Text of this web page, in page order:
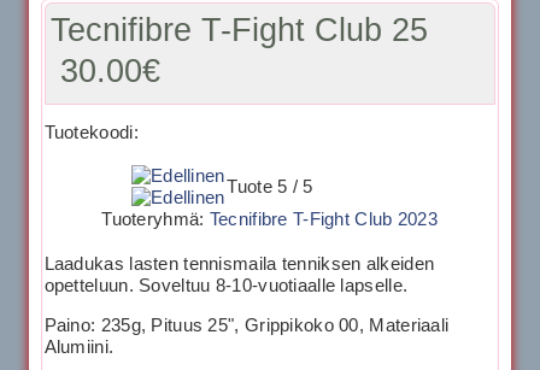
Tecnifibre T-Fight Club 25
30.00€
Tuotekoodi:
Tuote 5 / 5
Tuoteryhmä: Tecnifibre T-Fight Club 2023
Laadukas lasten tennismaila tenniksen alkeiden
opetteluun. Soveltuu 8-10-vuotiaalle lapselle.
Paino: 235g, Pituus 25", Grippikoko 00, Materiaali
Alumiini.